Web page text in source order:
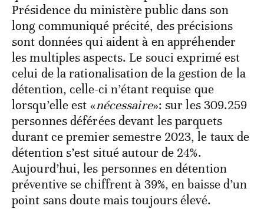
Présidence du ministère public dans son
long communiqué précité, des précisions
sont données qui aident à en appréhender
les multiples aspects. Le souci exprimé est
celui de la rationalisation de la gestion de la
détention, celle-ci n’étant requise que
lorsqu’elle est «nécessaire»: sur les 309.259
personnes déférées devant les parquets
durant ce premier semestre 2023, le taux de
détention s’est situé autour de 24%.
Aujourd’hui, les personnes en détention
préventive se chiffrent à 39%, en baisse d’un
point sans doute mais toujours élevé.